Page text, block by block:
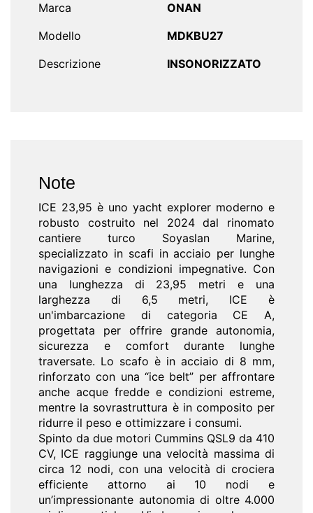
Marca
ONAN
Modello
MDKBU27
Descrizione
INSONORIZZATO
Note
ICE 23,95 è uno yacht explorer moderno e
robusto costruito nel 2024 dal rinomato
cantiere turco Soyaslan Marine,
specializzato in scafi in acciaio per lunghe
navigazioni e condizioni impegnative. Con
una lunghezza di 23,95 metri e una
larghezza di 6,5 metri, ICE è
un'imbarcazione di categoria CE A,
progettata per offrire grande autonomia,
sicurezza e comfort durante lunghe
traversate. Lo scafo è in acciaio di 8 mm,
rinforzato con una “ice belt” per affrontare
anche acque fredde e condizioni estreme,
mentre la sovrastruttura è in composito per
ridurre il peso e ottimizzare i consumi.
Spinto da due motori Cummins QSL9 da 410
CV, ICE raggiunge una velocità massima di
circa 12 nodi, con una velocità di crociera
efficiente attorno ai 10 nodi e
un’impressionante autonomia di oltre 4.000